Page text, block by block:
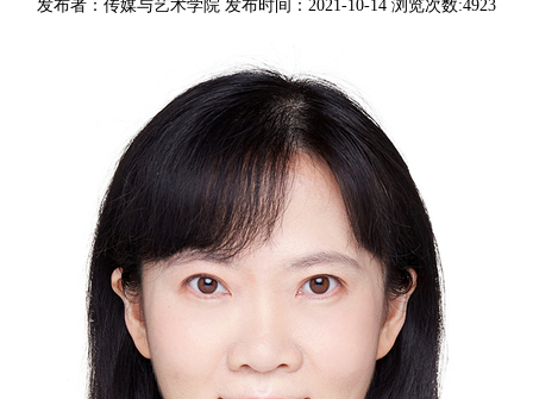
发布者：传媒与艺术学院 发布时间：2021-10-14 浏览次数:4923